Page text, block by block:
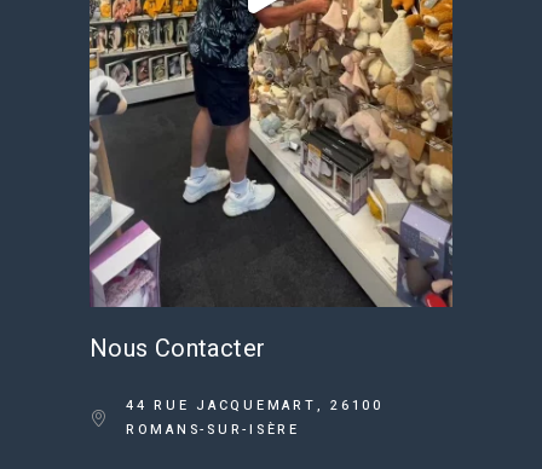
Nous Contacter
44 RUE JACQUEMART, 26100
ROMANS-SUR-ISÈRE